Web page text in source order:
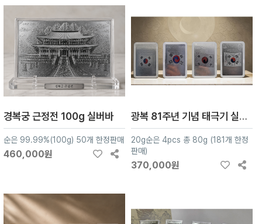
경복궁 근정전 100g 실버바
순은 99.99%(100g) 50개 한정판매
460,000원
광복 81주년 기념 태극기 실버바
20g순은 4pcs 총 80g (181개 한정
판매)
370,000원